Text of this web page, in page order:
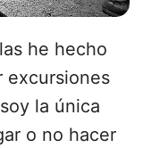
he hecho
excursiones
la única
o no hacer